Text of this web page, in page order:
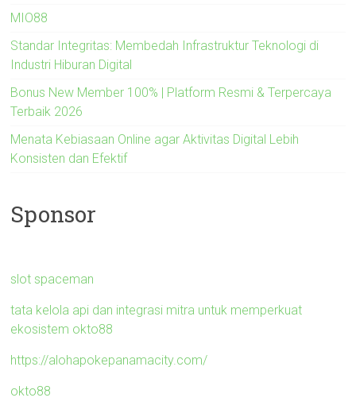
MIO88
Standar Integritas: Membedah Infrastruktur Teknologi di
Industri Hiburan Digital
Bonus New Member 100% | Platform Resmi & Terpercaya
Terbaik 2026
Menata Kebiasaan Online agar Aktivitas Digital Lebih
Konsisten dan Efektif
Sponsor
slot spaceman
tata kelola api dan integrasi mitra untuk memperkuat
ekosistem okto88
https://alohapokepanamacity.com/
okto88